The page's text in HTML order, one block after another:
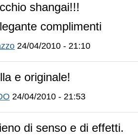
shangai!!!
complimenti
24/04/2010 - 21:10
e originale!
24/04/2010 - 21:53
di senso e di effetti.